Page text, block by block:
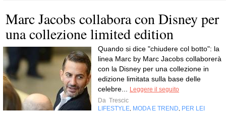
Marc Jacobs collabora con Disney per
una collezione limited edition
Quando si dice "chiudere col botto": la
linea Marc by Marc Jacobs collaborerà
con la Disney per una collezione in
edizione limitata sulla base delle
celebre...
Leggere il seguito
Da Trescic
LIFESTYLE MODA E TREND PER LEI